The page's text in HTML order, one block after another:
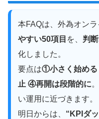
本FAQは、外為オン
やすい50項目 を、 判
化しました。
要点は①小さく始め
止 ④再開は段階的に
い運用に近づきます。
明日からは、 “KPIダ